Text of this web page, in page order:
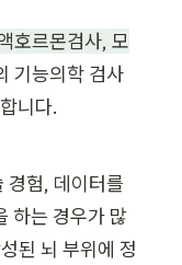
호르몬검사, 모
기능의학 검사
니다.
험, 데이터를
하는 경우가 많
된 뇌 부위에 정